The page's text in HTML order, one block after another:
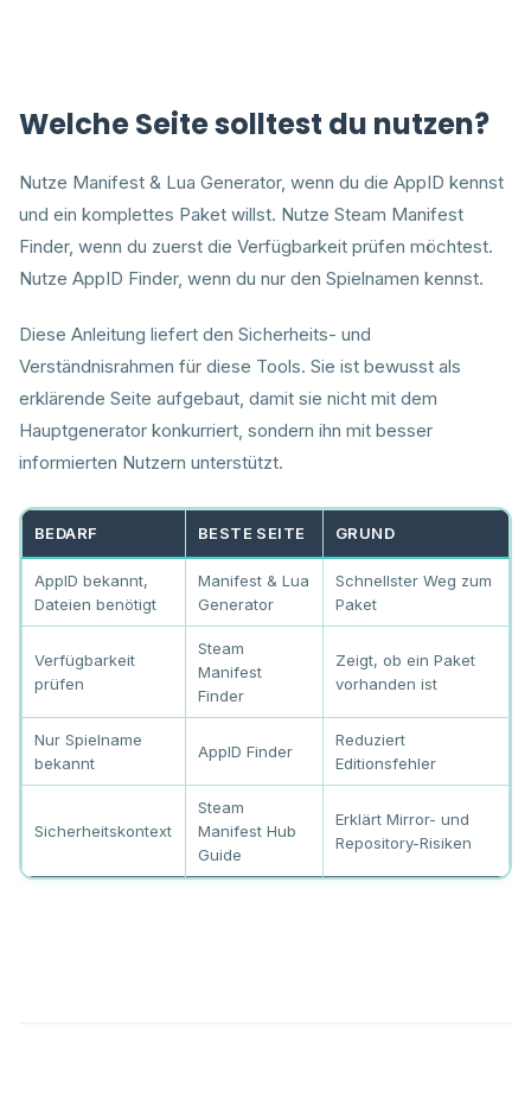
Welche Seite solltest du nutzen?
Nutze Manifest & Lua Generator, wenn du die AppID kennst
und ein komplettes Paket willst. Nutze Steam Manifest
Finder, wenn du zuerst die Verfügbarkeit prüfen möchtest.
Nutze AppID Finder, wenn du nur den Spielnamen kennst.
Diese Anleitung liefert den Sicherheits- und
Verständnisrahmen für diese Tools. Sie ist bewusst als
erklärende Seite aufgebaut, damit sie nicht mit dem
Hauptgenerator konkurriert, sondern ihn mit besser
informierten Nutzern unterstützt.
BEDARF BESTE SEITE GRUND
AppID bekannt,
Dateien benötigt
Manifest & Lua
Generator
Schnellster Weg zum
Paket
Verfügbarkeit
prüfen
Steam
Manifest
Finder
Zeigt, ob ein Paket
vorhanden ist
Nur Spielname
bekannt
AppID Finder
Reduziert
Editionsfehler
Sicherheitskontext
Steam
Manifest Hub
Guide
Erklärt Mirror- und
Repository-Risiken